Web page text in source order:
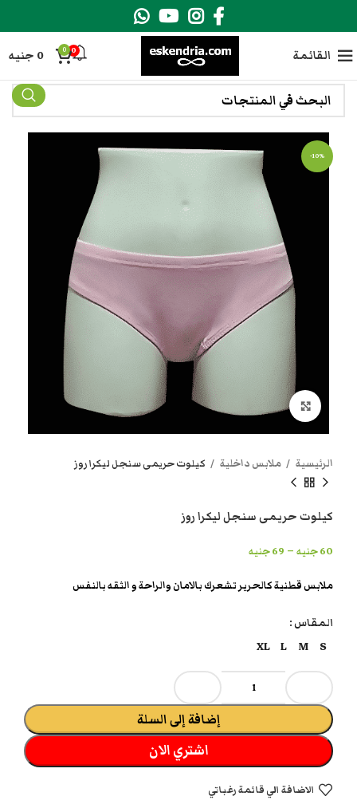
القائمة 0
0
0 جنيه
-10%
انقر هنا لتكبير الصورة
الرئيسية ملابس داخلية كيلوت حريمى سنجل ليكرا روز
كيلوت حريمى سنجل ليكرا روز
60جنيه –
69جنيه
ملابس قطنية كالحرير تشعرك بالامان والراحة و الثقه بالنفس
المقاس
S
M
L
XL
إضافة إلى السلة
اشتري الان
الاضافة الي قائمة رغباتي